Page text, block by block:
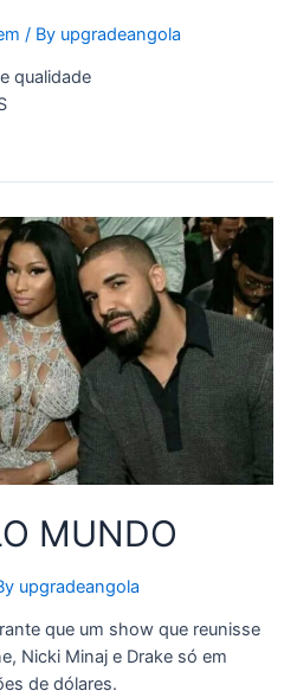
/ By upgradeangola
qualidade
MUNDO
upgradeangola
que um show que reunisse
Nicki Minaj e Drake só em
de dólares.